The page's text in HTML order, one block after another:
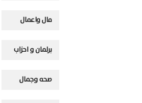
مال واعمال
برلمان و احزاب
صحه وجمال